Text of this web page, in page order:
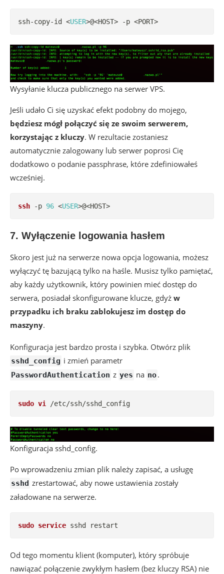
ssh-copy-id <USER>@<HOST> -p <PORT>
Wysyłanie klucza publicznego na serwer VPS.
Jeśli udało Ci się uzyskać efekt podobny do mojego,
będziesz mógł połączyć się ze swoim serwerem,
korzystając z kluczy. W rezultacie zostaniesz
automatycznie zalogowany lub serwer poprosi Cię
dodatkowo o podanie passphrase, które zdefiniowałeś
wcześniej.
ssh -p 96 <USER>@<HOST>
7. Wyłączenie logowania hasłem
Skoro jest już na serwerze nowa opcja logowania, możesz
wyłączyć tę bazującą tylko na haśle. Musisz tylko pamiętać,
aby każdy użytkownik, który powinien mieć dostęp do
serwera, posiadał skonfigurowane klucze, gdyż w
przypadku ich braku zablokujesz im dostęp do
maszyny.
Konfiguracja jest bardzo prosta i szybka. Otwórz plik
sshd_config i zmień parametr
PasswordAuthentication z yes na no.
sudo vi /etc/ssh/sshd_config
Konfiguracja sshd_config.
Po wprowadzeniu zmian plik należy zapisać, a usługę
sshd zrestartować, aby nowe ustawienia zostały
załadowane na serwerze.
sudo service sshd restart
Od tego momentu klient (komputer), który spróbuje
nawiązać połączenie zwykłym hasłem (bez kluczy RSA) nie